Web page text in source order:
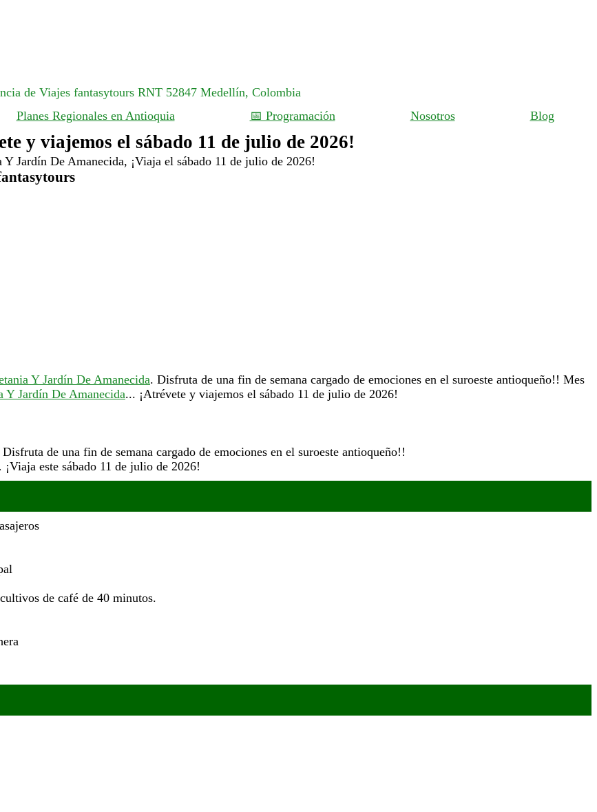
Planes Regionales en Antioquia 📅 Programación Nosotros Blog
y viajemos el sábado 11 de julio de 2026!
Y Jardín De Amanecida. Disfruta de una fin de semana cargado de emociones en el suroeste antioqueño!! Mes
Y Jardín De Amanecida... ¡Atrévete y viajemos el sábado 11 de julio de 2026!
Disfruta de una fin de semana cargado de emociones en el suroeste antioqueño!!
este sábado 11 de julio de 2026!
de café de 40 minutos.